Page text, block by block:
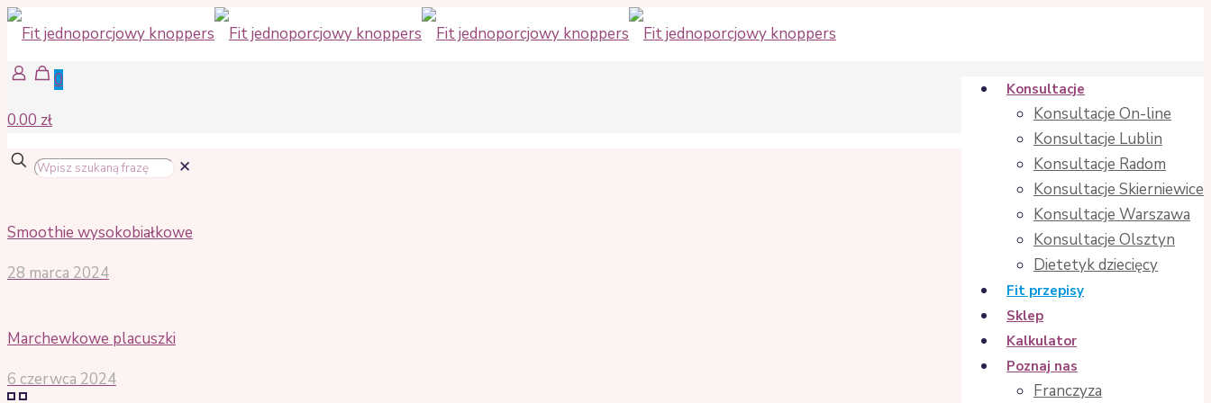
Konsultacje
Konsultacje On-line
Konsultacje Lublin
Konsultacje Radom
Konsultacje Skierniewice
Konsultacje Warszawa
Konsultacje Olsztyn
Dietetyk dziecięcy
Fit przepisy
Sklep
Kalkulator
Poznaj nas
Franczyza
0
0.00 zł
✕
Smoothie wysokobiałkowe
28 marca 2024
Marchewkowe placuszki
6 czerwca 2024